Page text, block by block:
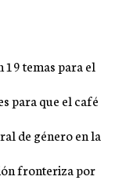
temas para el
para que el café
de género en la
fronteriza por